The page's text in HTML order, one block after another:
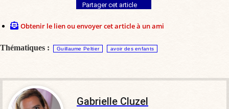
Partager cet article
Obtenir le lien ou envoyer cet article à un ami
Thématiques : Guillaume Peltier avoir des enfants
Gabrielle Cluzel